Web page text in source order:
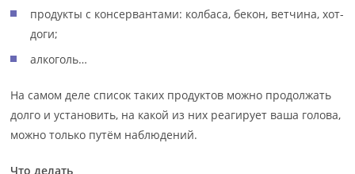
продукты с консервантами: колбаса, бекон, ветчина, хот-
доги;
алкоголь…
На самом деле список таких продуктов можно продолжать
долго и установить, на какой из них реагирует ваша голова,
можно только путём наблюдений.
Что делать